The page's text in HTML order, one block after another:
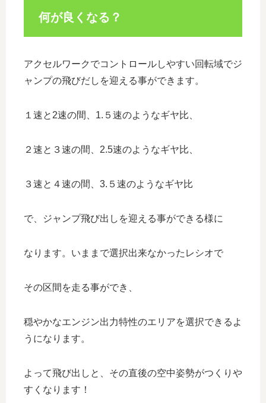
何が良くなる？
アクセルワークでコントロールしやすい回転域でジ
ャンプの飛びだしを迎える事ができます。
１速と2速の間、1.５速のようなギヤ比、
２速と３速の間、2.5速のようなギヤ比、
３速と４速の間、3.５速のようなギヤ比
で、ジャンプ飛び出しを迎える事ができる様に
なります。いままで選択出来なかったレシオで
その区間を走る事ができ、
穏やかなエンジン出力特性のエリアを選択できるよ
うになります。
よって飛び出しと、その直後の空中姿勢がつくりや
すくなります！